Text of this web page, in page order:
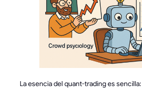
La esencia del quant-trading es sencilla: